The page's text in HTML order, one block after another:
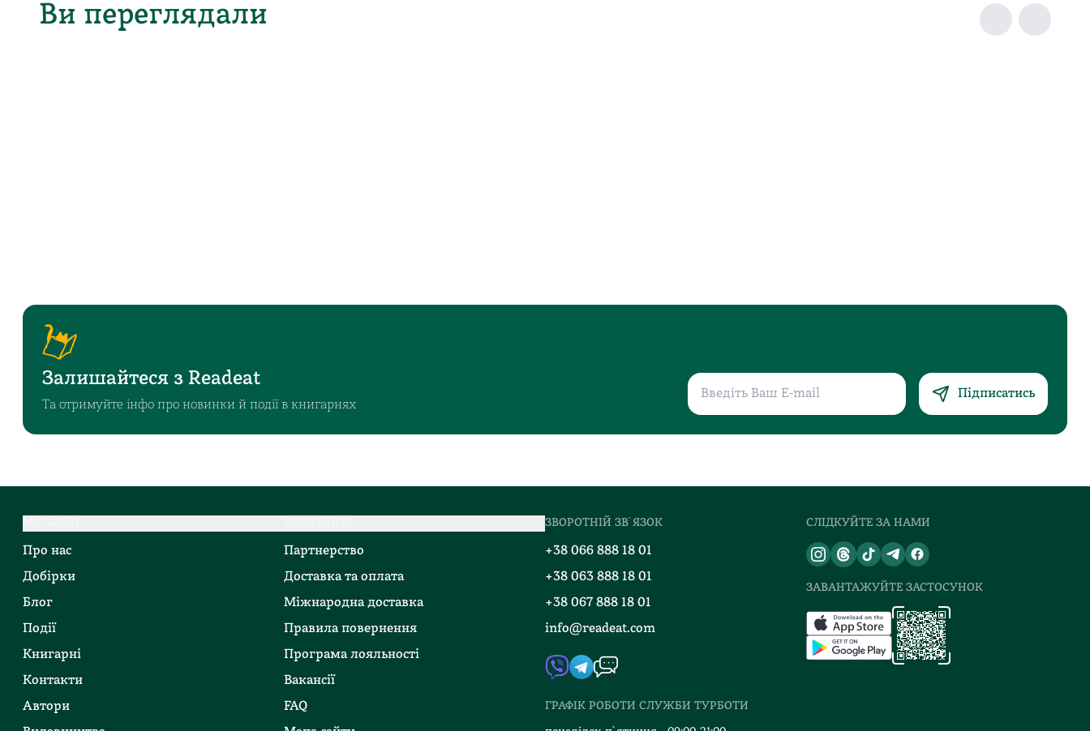
Ви переглядали
Залишайтеся з Readeat
Та отримуйте інфо про новинки й події в книгарнях
Підписатись
Про нас
Добірки
Блог
Події
Книгарні
Контакти
Автори
Партнерство
Доставка та оплата
Міжнародна доставка
Правила повернення
Програма лояльності
Вакансії
FAQ
ЗВОРОТНІЙ ЗВ`ЯЗОК
+38 066 888 18 01
+38 063 888 18 01
+38 067 888 18 01
info@readeat.com
ГРАФІК РОБОТИ СЛУЖБИ ТУРБОТИ
СЛІДКУЙТЕ ЗА НАМИ
ЗАВАНТАЖУЙТЕ ЗАСТОСУНОК